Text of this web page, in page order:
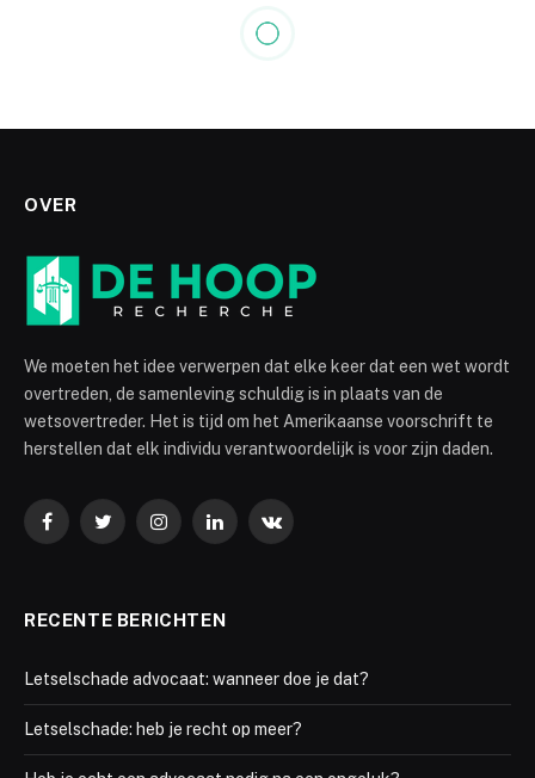
Wetgevende kloof tussen de
het parlement tussenbeide
komen? – Deel II
Bjorn February 14, 2022
Facebook Twitter